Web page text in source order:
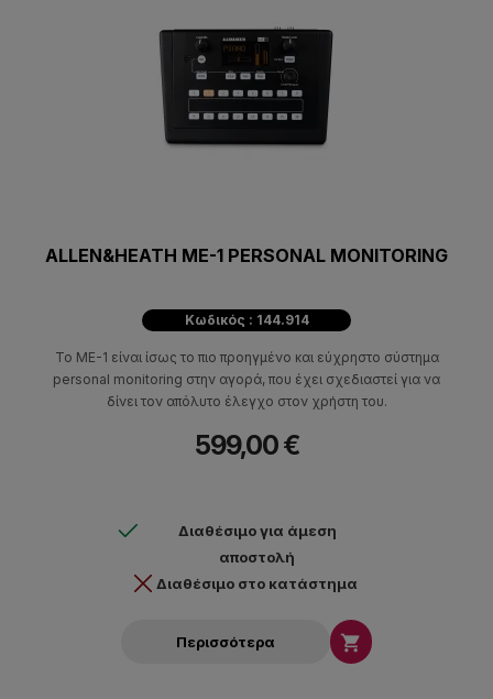
ALLEN&HEATH ME-1 PERSONAL MONITORING
Κωδικός : 144.914
Το ME-1 είναι ίσως το πιο προηγμένο και εύχρηστο σύστημα
personal monitoring στην αγορά, που έχει σχεδιαστεί για να
δίνει τον απόλυτο έλεγχο στον χρήστη του.
599,00 €
Διαθέσιμο για άμεση
αποστολή
Διαθέσιμο στο κατάστημα
Περισσότερα 